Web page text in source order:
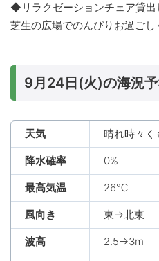
◆リラクゼーションチェア貸出
芝生の広場でのんびりお過ご
9月24日(火)の海況
天気 晴れ時々く
降水確率 0%
最高気温 26℃
風向き 東→北東
波高 2.5→3m